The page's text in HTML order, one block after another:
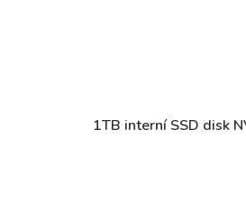
1TB interní SSD disk